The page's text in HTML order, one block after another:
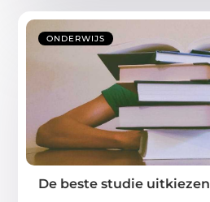
ONDERWIJS
De beste studie uitkiezen